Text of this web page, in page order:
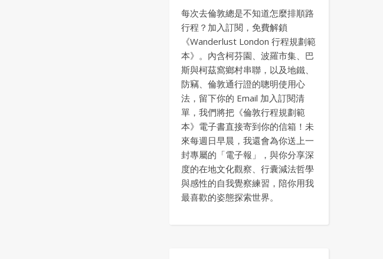
每次去倫敦總是不知道怎麼排順路
行程？加入訂閱，免費解鎖
《Wanderlust London 行程規劃範
本》。內含柯芬園、波羅市集、巴
斯與柯茲窩鄉村串聯，以及地鐵、
防竊、倫敦通行證的聰明使用心
法，留下你的 Email 加入訂閱清
單，我們將把《倫敦行程規劃範
本》電子書直接寄到你的信箱！未
來每週日早晨，我還會為你送上一
封專屬的「電子報」，與你分享深
度的在地文化觀察、行囊減法哲學
與感性的自我覺察練習，陪你用我
最喜歡的姿態探索世界。